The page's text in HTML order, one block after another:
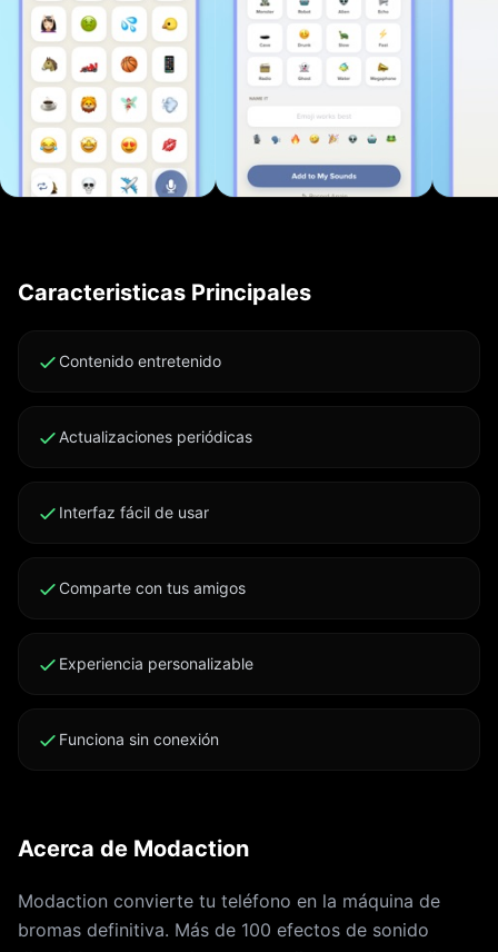
rediseñada * Nuevos paquetes de sonidos con
regularidad * Perfecta para fiestas, vídeos y bromas
con amigos POR QUÉ MODACTION * Diversión
instantánea: sin configuración ni curva de aprendizaje
* Ideal para vídeos de TikTok, Instagram y YouTube *
Haz reír a tus amigos y familia en cualquier lugar
MODACTION PRO Desbloquea todos los sonidos y
https://click2.app/modaction-privacy-policy
Caracteristicas Principales
Contenido entretenido
Actualizaciones periódicas
Interfaz fácil de usar
Comparte con tus amigos
Experiencia personalizable
Funciona sin conexión
Acerca de Modaction
Modaction convierte tu teléfono en la máquina de
bromas definitiva. Más de 100 efectos de sonido